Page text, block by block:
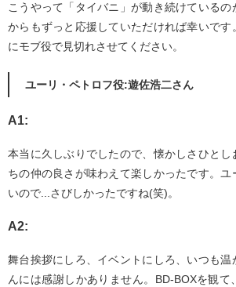
こうやって「タイバニ」が動き続けている
からもずっと応援していただければ幸いです
にモブ役で見切れさせてください。
ユーリ・ペトロフ役:遊佐浩二さん
A1:
本当に久しぶりでしたので、懐かしさひとし
ちの仲の良さが味わえて楽しかったです。ユ
いので...さびしかったですね(笑)。
A2:
舞台挨拶にしろ、イベントにしろ、いつも温
んには感謝しかありません。BD-BOXを観て